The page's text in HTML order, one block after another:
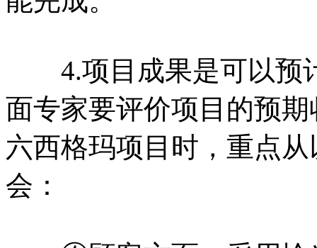
4.项目成果是可以预
面专家要评价项目的预
六西格玛项目时，重点
会：